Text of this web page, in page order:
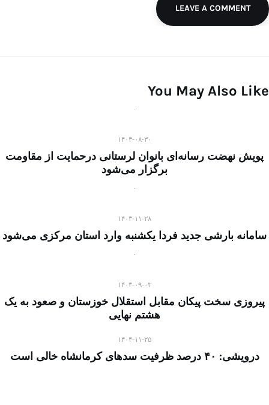
LEAVE A COMMENT
You May Also Like
۱۴۰۳-۰۸-۳۰
پویش نهضت رسانه‌ای بانوان لرستانی درحمایت از مقاومت
برگزار می‌شود
۱۴۰۳-۱۱-۲۸
سامانه بارشی جدید فردا یکشنبه وارد استان مرکزی می‌شود
۱۴۰۳-۰۹-۰۳
پیروزی سخت پیکان مقابل استقلال خوزستان و صعود به یک
هشتم نهایی
۱۴۰۴-۱۱-۲۵
درویشی: ۴۰ درصد ظرفیت سدهای کرمانشاه خالی است